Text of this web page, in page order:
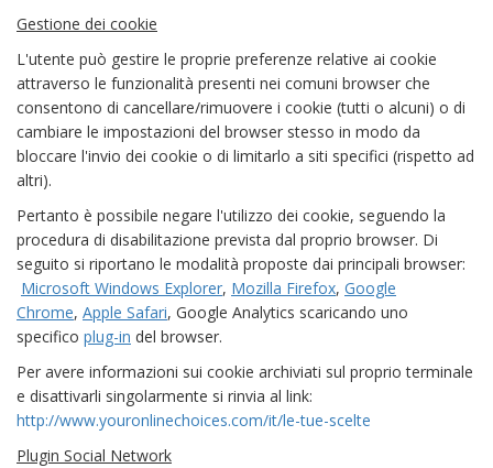
Gestione dei cookie
L'utente può gestire le proprie preferenze relative ai cookie
attraverso le funzionalità presenti nei comuni browser che
consentono di cancellare/rimuovere i cookie (tutti o alcuni) o di
cambiare le impostazioni del browser stesso in modo da
bloccare l'invio dei cookie o di limitarlo a siti specifici (rispetto ad
altri).
Pertanto è possibile negare l'utilizzo dei cookie, seguendo la
procedura di disabilitazione prevista dal proprio browser. Di
seguito si riportano le modalità proposte dai principali browser:
Microsoft Windows Explorer, Mozilla Firefox, Google
Chrome, Apple Safari, Google Analytics scaricando uno
specifico plug-in del browser.
Per avere informazioni sui cookie archiviati sul proprio terminale
e disattivarli singolarmente si rinvia al link:
http://www.youronlinechoices.com/it/le-tue-scelte
Plugin Social Network